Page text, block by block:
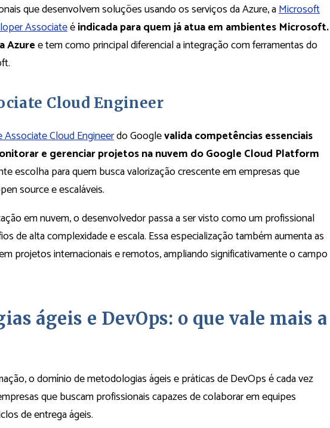
que desenvolvem soluções usando os serviços da Azure, aMicrosoft
Associateéindicada para quem já atua em ambientes Microsoft.
Azuree tem como principal diferencial a integração com ferramentas do
Cloud Engineer
Associate Cloud Engineerdo Googlevalida competências essenciais
e gerenciar projetos na nuvem do Google Cloud Platform
escolha para quem busca valorização crescente em empresas que
source e escaláveis.
em nuvem, o desenvolvedor passa a ser visto como um profissional
de alta complexidade e escala. Essa especialização também aumenta as
projetos internacionais e remotos, ampliando significativamente o campo
ágeis e DevOps: o que vale mais a
o domínio de metodologias ágeis e práticas de DevOps é cada vez
que buscam profissionais capazes de colaborar em equipes
de entrega ágeis.